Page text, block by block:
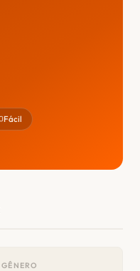
Fácil
GÊNERO